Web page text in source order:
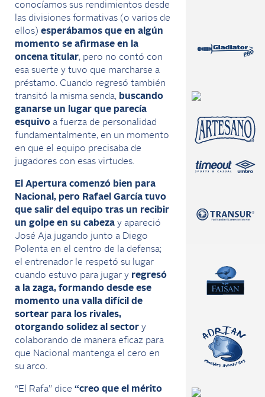
conocíamos sus rendimientos desde
las divisiones formativas (o varios de
ellos) esperábamos que en algún
momento se afirmase en la
oncena titular, pero no contó con
esa suerte y tuvo que marcharse a
préstamo. Cuando regresó también
transitó la misma senda, buscando
ganarse un lugar que parecía
esquivo a fuerza de personalidad
fundamentalmente, en un momento
en que el equipo precisaba de
jugadores con esas virtudes.
El Apertura comenzó bien para
Nacional, pero Rafael García tuvo
que salir del equipo tras un recibir
un golpe en su cabeza y apareció
José Aja jugando junto a Diego
Polenta en el centro de la defensa;
el entrenador le respetó su lugar
cuando estuvo para jugar y regresó
a la zaga, formando desde ese
momento una valla difícil de
sortear para los rivales,
otorgando solidez al sector y
colaborando de manera eficaz para
que Nacional mantenga el cero en
su arco.
“El Rafa” dice “creo que el mérito